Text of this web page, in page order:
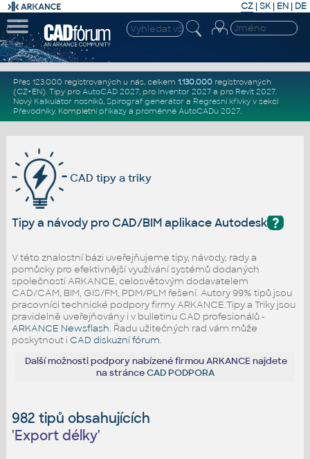
CZ | SK| EN | DE
Přes 123.000 registrovaných u nás, celkem 1.130.000registrovaných
(CZ+EN). Tipy pro AutoCAD 2027, pro Inventor 2027a pro Revit 2027.
Nový Kalkulátor nosníků, Spirograf generátor a Regresní křivkyv sekci
Převodníky. Kompletní příkazya proměnné AutoCADu 2027.
CAD tipy a triky
?
Tipy a návody pro CAD/BIM aplikace Autodesk
V této znalostní bázi uveřejňujeme tipy, návody, rady a
pomůcky pro efektivnější využívání systémů dodaných
společností ARKANCE, celosvětovým dodavatelem
CAD/CAM, BIM, GIS/FM, PDM/PLM řešení. Autory 99% tipů jsou
pracovníci technické podpory firmy ARKANCE.Tipy a Triky jsou
pravidelně uveřejňovány i v bulletinu CAD profesionálů -
ARKANCE Newsflash. Řadu užitečných rad vám může
poskytnout i CAD diskuzní fórum.
Další možnosti podpory nabízené firmou ARKANCE najdete
na stránceCAD PODPORA
982 tipů obsahujících
'Export délky'